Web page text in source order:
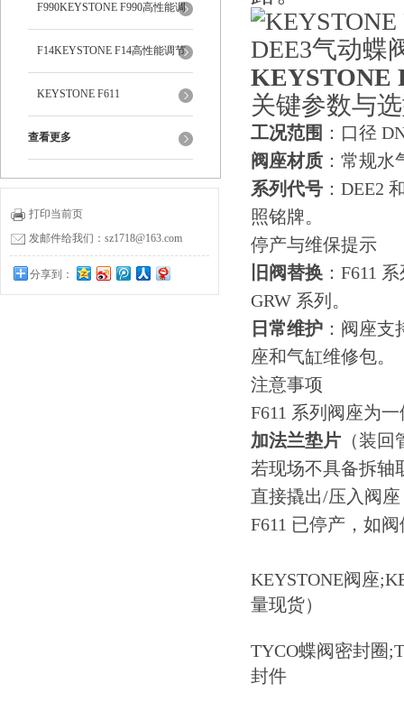
阀
F990KEYSTONE F990高性能调
节蝶阀
F14KEYSTONE F14高性能调节
蝶阀
KEYSTONE F611
查看更多
打印当前页
发邮件给我们：sz1718@163.com
分享到：
KEYSTONE
关键参数与
工况范围 ：口径
阀座材质 ：常规
系列代号 ：DEE2
照铭牌。
停产与维保提示
旧阀替换 ：F611
GRW 系列。
日常维护 ：阀座
座和气缸维修包。
注意事项
F611 系列阀座为
加法兰垫片 （装
若现场不具备拆轴
直接撬出/压入阀
F611 已停产，如
KEYSTONE阀座
量现货）
TYCO蝶阀密封圈
封件